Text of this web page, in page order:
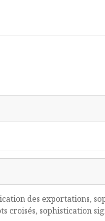
des exportations,
sophistication